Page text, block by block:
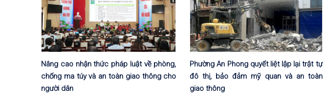
Nâng cao nhận thức pháp luật về phòng,
chống ma túy và an toàn giao thông cho
người dân
Phường An Phong quyết liệt lập lại trật tự
đô thị, bảo đảm mỹ quan và an toàn
giao thông